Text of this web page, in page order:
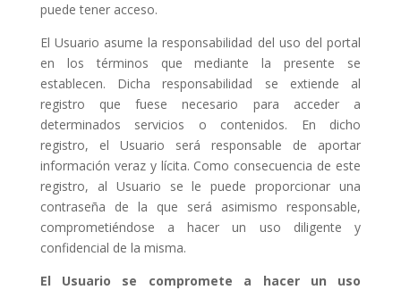
puede tener acceso.
El Usuario asume la responsabilidad del uso del portal
en los términos que mediante la presente se
establecen. Dicha responsabilidad se extiende al
registro que fuese necesario para acceder a
determinados servicios o contenidos. En dicho
registro, el Usuario será responsable de aportar
información veraz y lícita. Como consecuencia de este
registro, al Usuario se le puede proporcionar una
contraseña de la que será asimismo responsable,
comprometiéndose a hacer un uso diligente y
confidencial de la misma.
El Usuario se compromete a hacer un uso